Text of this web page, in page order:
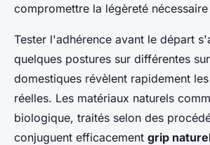
compromettre la légèreté
Tester l'adhérence avant le départ
quelques postures sur différentes
domestiques révèlent rapidement
réelles. Les matériaux naturels
biologique, traités selon des
conjuguent efficacement grip